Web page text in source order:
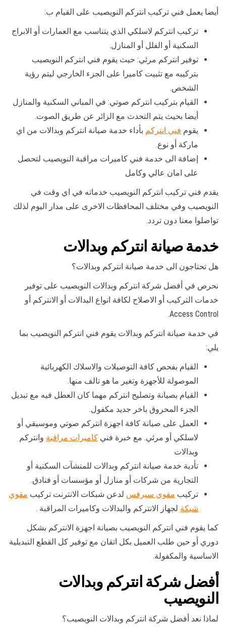
أيضا يعمل فني تركيب انتركم النويصيب على القيام ب:
تركيب انتركم لاسلكي الذي يتناسب مع العمارات أو الابراج
السكنية أو الفلل أو المنازل.
توفير انتركم مرئي: حيث يقوم فني انتركم النويصيب
بتركيبه مع تثبيت كاميرا على الجزء الخارجي ليتم رؤية
الشخص.
القيام بتركيب انتركم صوتي: في المباني السكنية والمنازل
أيضا بحيث يتم التحدث مع الزائر عن طريق الصوت.
يقوم فني انتركم بأداء خدمة صيانة انتركم وبدالات من اي
ماركة أو نوع.
إضافة الى خدمة فني كاميرات مراقبة النويصيب لتحصل
على امان عالي وكامل
يقدم فني تركيب انتركم النويصيب خدماته في اي وقت في
النويصيب وفي مختلف المحافظات الاخرى على مدار اليوم لذلك
تواصلوا معنا دون تردد.
خدمة صيانة انتركم وبدالات
هل تحتاجون الى خدمة صيانة انتركم وبدالات؟
نحرص في أفضل شركة انتركم وبدالات النويصيب على توفير
خدمات التركيب أو الاصلاح لكافة انواع البدالات أو الانتركم أو
Access Control.
في خدمة صيانة انتركم وبدالات يقوم فني انتركم النويصيب بما
يلي:
القيام بفحص كافة التوصيلات والاسلاك الكهربائية
الموصولة للأجهزة وتغير ما هو تالف منها.
القيام بصيانة وتصليح انتركم مهما كان العطل فيه مع تبديل
الجزء المحروق باخر جديد مكفول.
العمل على صيانة كافة اجهزة انتركم صوتي وموسيقي أو
لاسلكي أو مرئي. مع خبرة فني كاميرات مراقبة وانتركم
وبدالات
تأدية خدمة صيانة انتركم وبدالات للمنشآت السكنية أو
التجارية من شركات أو منازل أو مؤسسات أو فنادق.
تركيب مقوي سيرفس لدعن شبكات الانترنت تركيب مقوي
شبكة لجهاز الانتركم والبدالات وكاميرات المراقبة .
كما يقوم فني انتركم النويصيب بصيانة اجهزة الانتركم بشكل
دوري أو حين طلب العميل بكل اتقان مع توفير كل القطع التبديلية
الاساسية والمكفولة.
أفضل شركة انتركم وبدالات
النويصيب
لماذا نعد أفضل شركة انتركم وبدالات النويصيب؟